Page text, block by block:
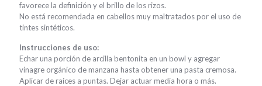
favorece la definición y el brillo de los rizos.
No está recomendada en cabellos muy maltratados por el uso de
tintes sintéticos.
Instrucciones de uso:
Echar una porción de arcilla bentonita en un bowl y agregar
vinagre orgánico de manzana hasta obtener una pasta cremosa.
Aplicar de raíces a puntas. Dejar actuar media hora o más.